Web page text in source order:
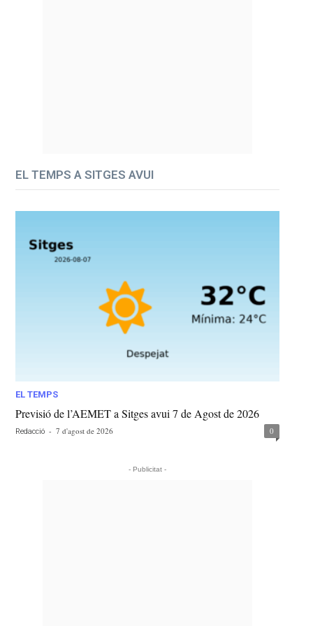
EL TEMPS A SITGES AVUI
EL TEMPS
Previsió de l’AEMET a Sitges avui 7 de Agost de 2026
Redacció - 7 d'agost de 2026 0
- Publicitat -